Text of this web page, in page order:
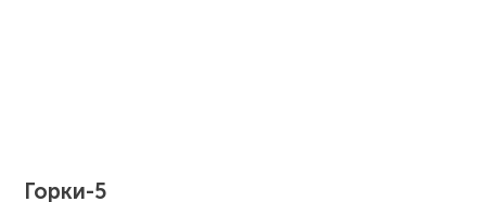
Горки-5